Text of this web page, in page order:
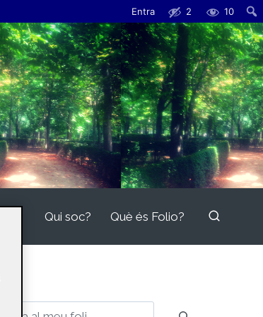
Entra 2 10
Qui soc? Què és Folio?